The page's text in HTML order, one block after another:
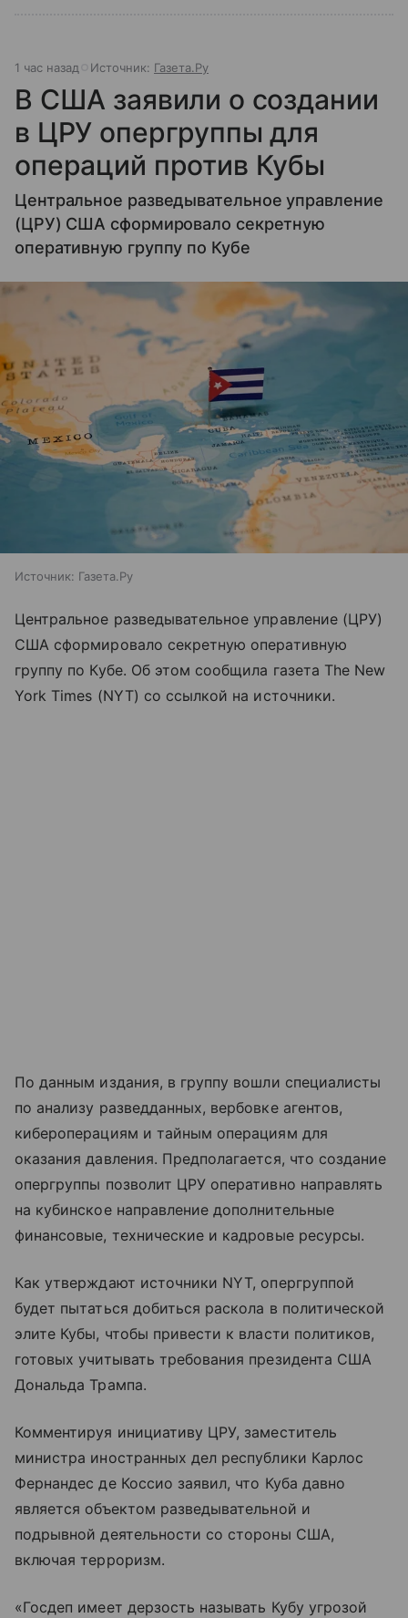
1 час назад Источник: Газета.Ру
В США заявили о создании
в ЦРУ опергруппы для
операций против Кубы
Центральное разведывательное управление
(ЦРУ) США сформировало секретную
оперативную группу по Кубе
Источник: Газета.Ру
Центральное разведывательное управление (ЦРУ)
США сформировало секретную оперативную
группу по Кубе. Об этом сообщила газета The New
York Times (NYT) со ссылкой на источники.
По данным издания, в группу вошли специалисты
по анализу разведданных, вербовке агентов,
кибероперациям и тайным операциям для
оказания давления. Предполагается, что создание
опергруппы позволит ЦРУ оперативно направлять
на кубинское направление дополнительные
финансовые, технические и кадровые ресурсы.
Как утверждают источники NYT, опергруппой
будет пытаться добиться раскола в политической
элите Кубы, чтобы привести к власти политиков,
готовых учитывать требования президента США
Дональда Трампа.
Комментируя инициативу ЦРУ, заместитель
министра иностранных дел республики Карлос
Фернандес де Коссио заявил, что Куба давно
является объектом разведывательной и
подрывной деятельности со стороны США,
включая терроризм.
«Госдеп имеет дерзость называть Кубу угрозой